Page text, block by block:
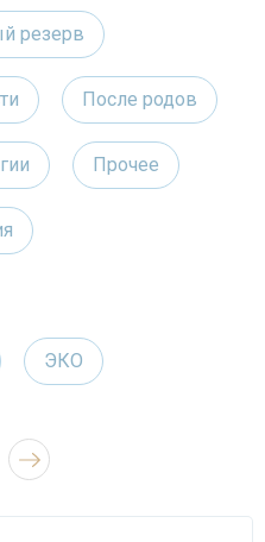
резерв
После родов
Прочее
ЭКО